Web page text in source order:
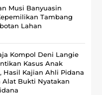
Musi Banyuasin
Tambang
Lahan
Kompol Deni Langie
Kasus Anak
Hasil Kajian Ahli Pidana
Bukti Nyatakan